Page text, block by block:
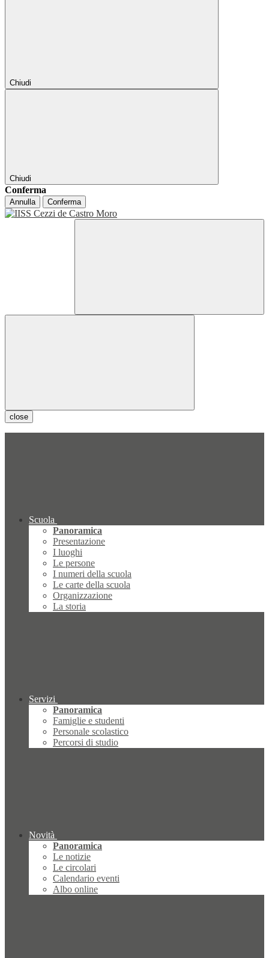
Chiudi
Chiudi
Conferma
Annulla Conferma
close
Scuola
Panoramica
Presentazione
I luoghi
Le persone
I numeri della scuola
Le carte della scuola
Organizzazione
La storia
Servizi
Panoramica
Famiglie e studenti
Personale scolastico
Percorsi di studio
Novità
Panoramica
Le notizie
Le circolari
Calendario eventi
Albo online